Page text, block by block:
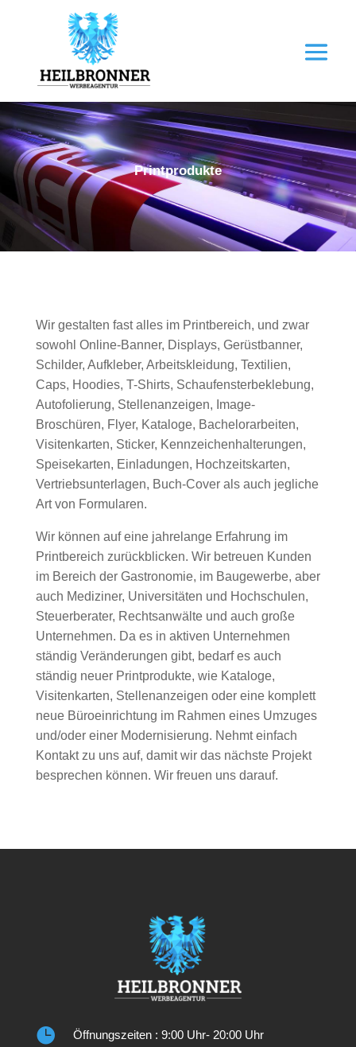
Printprodukte
Wir gestalten fast alles im Printbereich, und zwar
sowohl Online-Banner, Displays, Gerüstbanner,
Schilder, Aufkleber, Arbeitskleidung, Textilien,
Caps, Hoodies, T-Shirts, Schaufensterbeklebung,
Autofolierung, Stellenanzeigen, Image-
Broschüren, Flyer, Kataloge, Bachelorarbeiten,
Visitenkarten, Sticker, Kennzeichenhalterungen,
Speisekarten, Einladungen, Hochzeitskarten,
Vertriebsunterlagen, Buch-Cover als auch jegliche
Art von Formularen.
Wir können auf eine jahrelange Erfahrung im
Printbereich zurückblicken. Wir betreuen Kunden
im Bereich der Gastronomie, im Baugewerbe, aber
auch Mediziner, Universitäten und Hochschulen,
Steuerberater, Rechtsanwälte und auch große
Unternehmen. Da es in aktiven Unternehmen
ständig Veränderungen gibt, bedarf es auch
ständig neuer Printprodukte, wie Kataloge,
Visitenkarten, Stellenanzeigen oder eine komplett
neue Büroeinrichtung im Rahmen eines Umzuges
und/oder einer Modernisierung. Nehmt einfach
Kontakt zu uns auf, damit wir das nächste Projekt
besprechen können. Wir freuen uns darauf.
 Öffnungszeiten : 9:00 Uhr- 20:00 Uhr